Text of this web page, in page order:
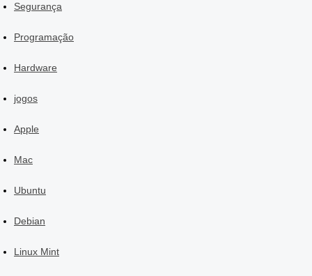
Segurança
Programação
Hardware
jogos
Apple
Mac
Ubuntu
Debian
Linux Mint